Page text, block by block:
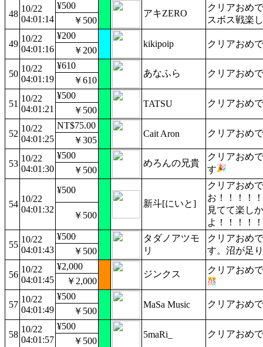
48
10/22
04:01:14
¥500
アキZERO
クリアおめ
スボス戦楽
￥500
49
10/22
04:01:16
¥200
kikipoip
クリアおめ
￥200
50
10/22
04:01:19
¥610
あなふら クリアおめ
￥610
51
10/22
04:01:21
¥500
TATSU
クリアおめ
￥500
52
10/22
04:01:25
NT$75.00
Cait Aron
クリアおめ
￥305
53
10/22
04:01:30
¥500
めろんの兄貴
クリアおめ
す
￥500
54
10/22
04:01:32
¥500
新斗[にいと]
クリアおめ
お！！！！
見てて楽し
よ！！！！！
￥500
55
10/22
04:01:43
¥500
タダノアツモ
リ
クリアおめ
す。沼が足
￥500
56
10/22
04:01:45
¥2,000
ジンクス
クリアおめ
￥2,000
57
10/22
04:01:49
¥500
MaSa Music
クリアおめ
￥500
58
10/22
04:01:57
¥500
5maRi_
クリアおめ
￥500